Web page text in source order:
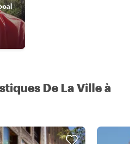
De La Ville à